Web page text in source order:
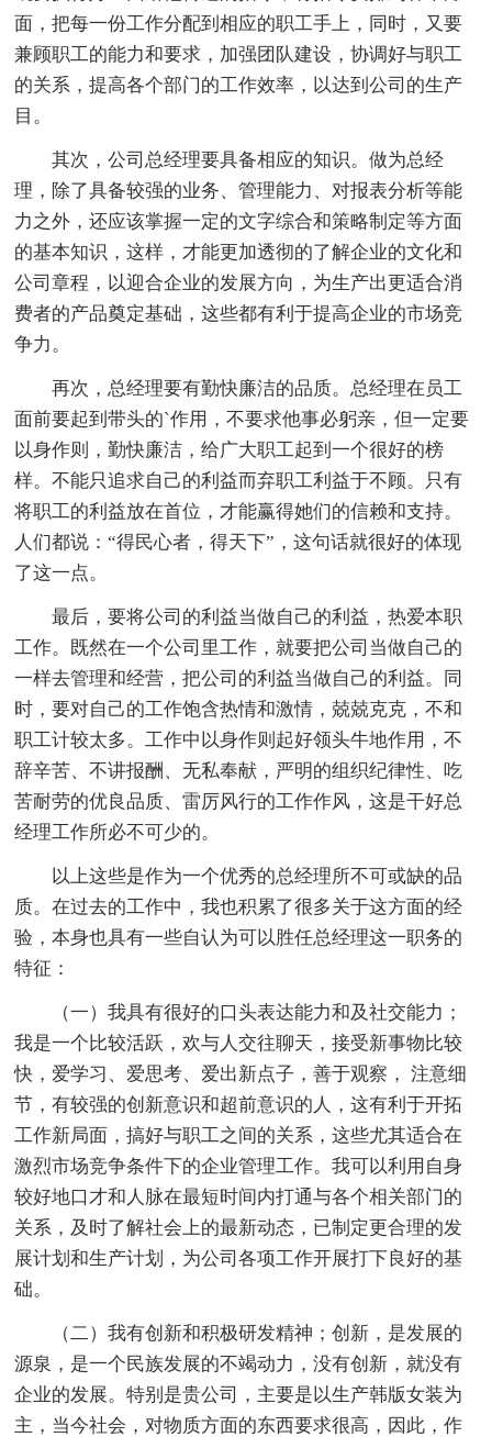
面，把每一份工作分配到相应的职工手上，同时，又要
兼顾职工的能力和要求，加强团队建设，协调好与职工
的关系，提高各个部门的工作效率，以达到公司的生产
目。
其次，公司总经理要具备相应的知识。做为总经
理，除了具备较强的业务、管理能力、对报表分析等能
力之外，还应该掌握一定的文字综合和策略制定等方面
的基本知识，这样，才能更加透彻的了解企业的文化和
公司章程，以迎合企业的发展方向，为生产出更适合消
费者的产品奠定基础，这些都有利于提高企业的市场竞
争力。
再次，总经理要有勤快廉洁的品质。总经理在员工
面前要起到带头的`作用，不要求他事必躬亲，但一定要
以身作则，勤快廉洁，给广大职工起到一个很好的榜
样。不能只追求自己的利益而弃职工利益于不顾。只有
将职工的利益放在首位，才能赢得她们的信赖和支持。
人们都说：“得民心者，得天下”，这句话就很好的体现
了这一点。
最后，要将公司的利益当做自己的利益，热爱本职
工作。既然在一个公司里工作，就要把公司当做自己的
一样去管理和经营，把公司的利益当做自己的利益。同
时，要对自己的工作饱含热情和激情，兢兢克克，不和
职工计较太多。工作中以身作则起好领头牛地作用，不
辞辛苦、不讲报酬、无私奉献，严明的组织纪律性、吃
苦耐劳的优良品质、雷厉风行的工作作风，这是干好总
经理工作所必不可少的。
以上这些是作为一个优秀的总经理所不可或缺的品
质。在过去的工作中，我也积累了很多关于这方面的经
验，本身也具有一些自认为可以胜任总经理这一职务的
特征：
（一）我具有很好的口头表达能力和及社交能力；
我是一个比较活跃，欢与人交往聊天，接受新事物比较
快，爱学习、爱思考、爱出新点子，善于观察， 注意细
节，有较强的创新意识和超前意识的人，这有利于开拓
工作新局面，搞好与职工之间的关系，这些尤其适合在
激烈市场竞争条件下的企业管理工作。我可以利用自身
较好地口才和人脉在最短时间内打通与各个相关部门的
关系，及时了解社会上的最新动态，已制定更合理的发
展计划和生产计划，为公司各项工作开展打下良好的基
础。
（二）我有创新和积极研发精神；创新，是发展的
源泉，是一个民族发展的不竭动力，没有创新，就没有
企业的发展。特别是贵公司，主要是以生产韩版女装为
主，当今社会，对物质方面的东西要求很高，因此，作